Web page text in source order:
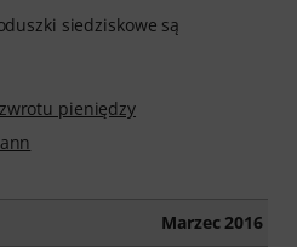
siedziskowe są
pieniędzy
Marzec 2016